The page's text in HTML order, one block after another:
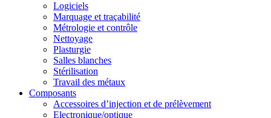
Logiciels
Marquage et traçabilité
Métrologie et contrôle
Nettoyage
Plasturgie
Salles blanches
Stérilisation
Travail des métaux
Composants
Accessoires d’injection et de prélèvement
Electronique/optique